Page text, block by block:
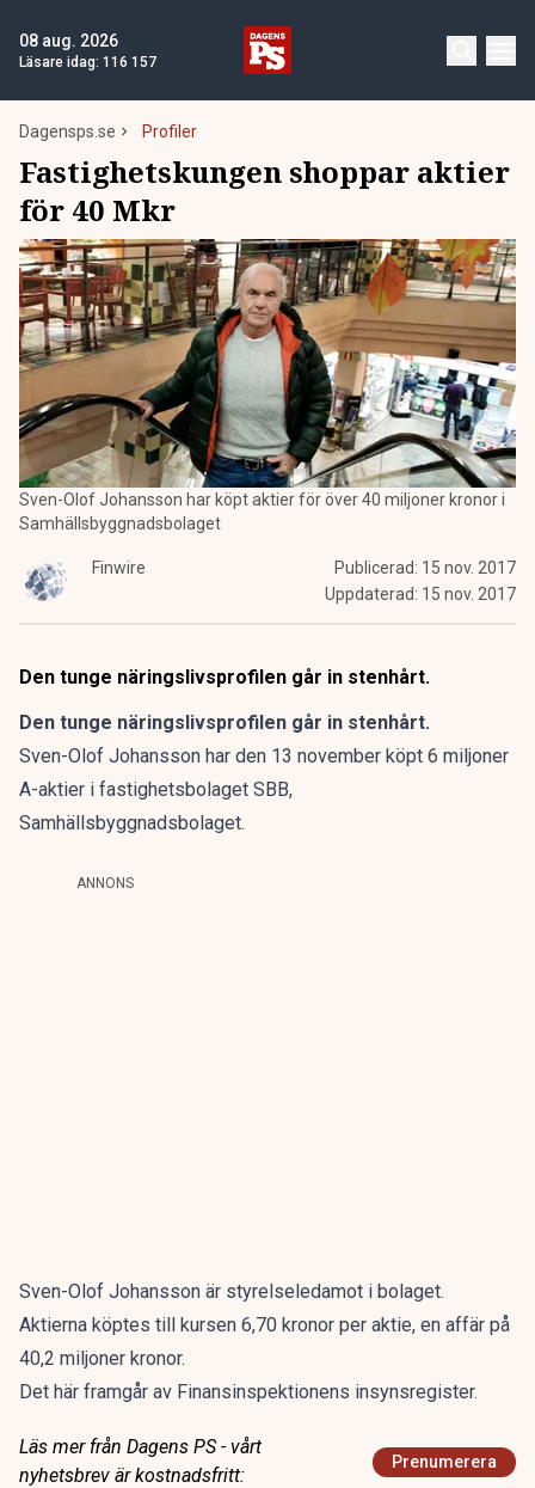
08 aug. 2026
Läsare idag: 116 157
Dagensps.se Profiler
Fastighetskungen shoppar aktier
för 40 Mkr
Sven-Olof Johansson har köpt aktier för över 40 miljoner kronor i
Samhällsbyggnadsbolaget
Finwire Publicerad: 15 nov. 2017
Uppdaterad: 15 nov. 2017
Den tunge näringslivsprofilen går in stenhårt.
Den tunge näringslivsprofilen går in stenhårt.
Sven-Olof Johansson har den 13 november köpt 6 miljoner
A-aktier i fastighetsbolaget SBB,
Samhällsbyggnadsbolaget.
ANNONS
Sven-Olof Johansson är styrelseledamot i bolaget.
Aktierna köptes till kursen 6,70 kronor per aktie, en affär på
40,2 miljoner kronor.
Det här framgår av Finansinspektionens insynsregister.
Läs mer från Dagens PS - vårt
nyhetsbrev är kostnadsfritt:
Prenumerera